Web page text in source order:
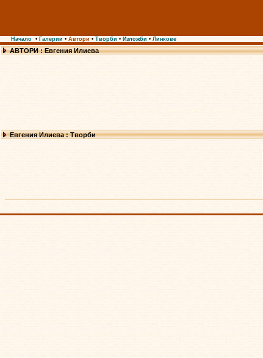
Начало • Галерии • Автори • Творби • Изложби • Линкове
АВТОРИ : Евгения Илиева
Евгения Илиева : Творби